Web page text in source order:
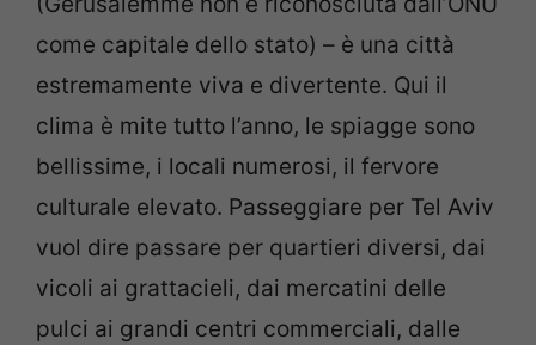
come capitale dello stato) – è una città
estremamente viva e divertente. Qui il
clima è mite tutto l’anno, le spiagge sono
bellissime, i locali numerosi, il fervore
culturale elevato. Passeggiare per Tel Aviv
vuol dire passare per quartieri diversi, dai
vicoli ai grattacieli, dai mercatini delle
pulci ai grandi centri commerciali, dalle